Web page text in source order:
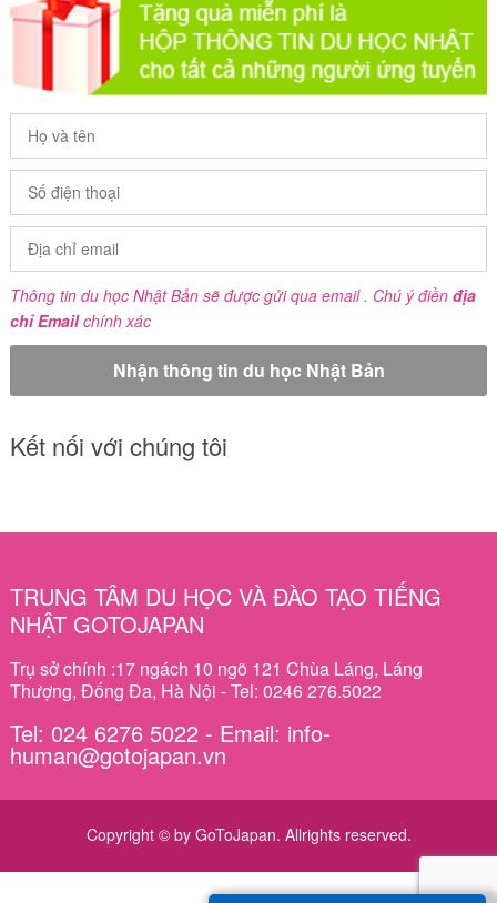
Thông tin du học Nhật Bản sẽ được gửi qua email . Chú ý điền địa
chỉ Emailchính xác
Kết nối với chúng tôi
TRUNG TÂM DU HỌC VÀ ĐÀO TẠO TIẾNG
NHẬT GOTOJAPAN
Trụ sở chính :17 ngách 10 ngõ 121 Chùa Láng, Láng
Thượng, Đống Đa, Hà Nội - Tel: 0246 276.5022
Tel: 024 6276 5022 - Email: info-
human@gotojapan.vn
Copyright © by GoToJapan. Allrights reserved.